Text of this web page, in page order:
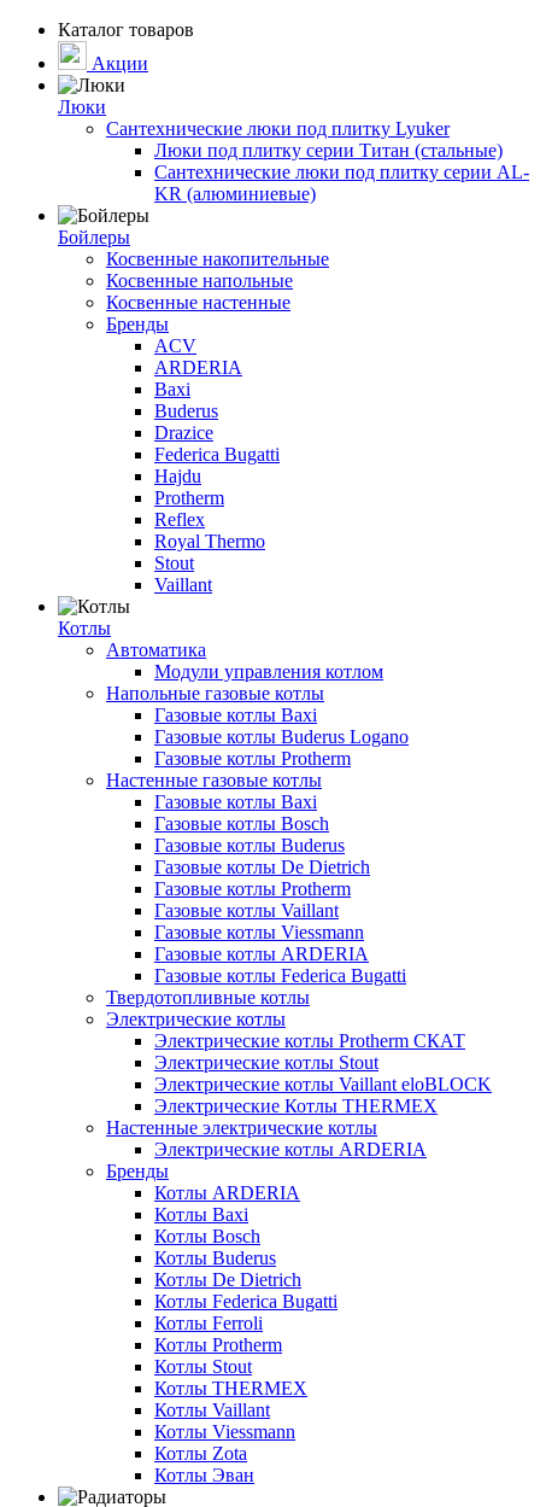
Каталог товаров
Акции
Люки
Сантехнические люки под плитку Lyuker
Люки под плитку серии Титан (стальные)
Сантехнические люки под плитку серии AL-
KR (алюминиевые)
Бойлеры
Косвенные накопительные
Косвенные напольные
Косвенные настенные
Бренды
ACV
ARDERIA
Baxi
Buderus
Drazice
Federica Bugatti
Hajdu
Protherm
Reflex
Royal Thermo
Stout
Vaillant
Котлы
Автоматика
Модули управления котлом
Напольные газовые котлы
Газовые котлы Baxi
Газовые котлы Buderus Logano
Газовые котлы Protherm
Настенные газовые котлы
Газовые котлы Baxi
Газовые котлы Bosch
Газовые котлы Buderus
Газовые котлы De Dietrich
Газовые котлы Protherm
Газовые котлы Vaillant
Газовые котлы Viessmann
Газовые котлы ARDERIA
Газовые котлы Federica Bugatti
Твердотопливные котлы
Электрические котлы
Электрические котлы Protherm СКАТ
Электрические котлы Stout
Электрические котлы Vaillant eloBLOCK
Электрические Котлы THERMEX
Настенные электрические котлы
Электрические котлы ARDERIA
Бренды
Котлы ARDERIA
Котлы Baxi
Котлы Bosch
Котлы Buderus
Котлы De Dietrich
Котлы Federica Bugatti
Котлы Ferroli
Котлы Protherm
Котлы Stout
Котлы THERMEX
Котлы Vaillant
Котлы Viessmann
Котлы Zota
Котлы Эван